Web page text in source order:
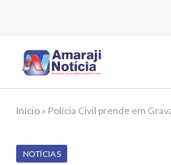
Início » Polícia Civil prende em Gravatá
NOTÍCIAS